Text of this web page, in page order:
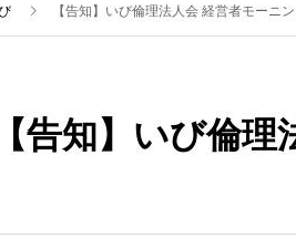
【告知】いび倫理法人会 経営者モーニ
【告知】いび倫